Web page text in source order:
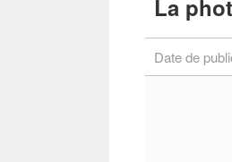
La
Date de